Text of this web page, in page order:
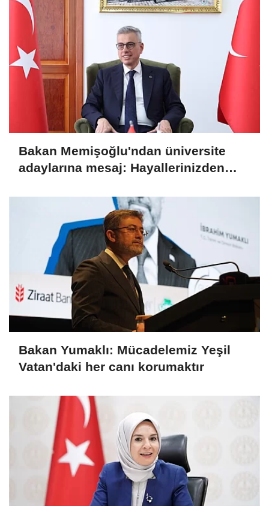
Bakan Memişoğlu'ndan üniversite
adaylarına mesaj: Hayallerinizden
Bakan Yumaklı: Mücadelemiz Yeşil
Vatan'daki her canı korumaktır